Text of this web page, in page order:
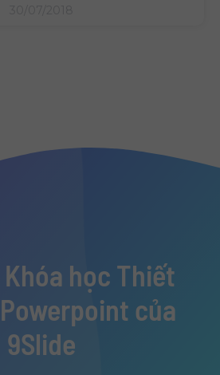
học Thiết
của
9Slide